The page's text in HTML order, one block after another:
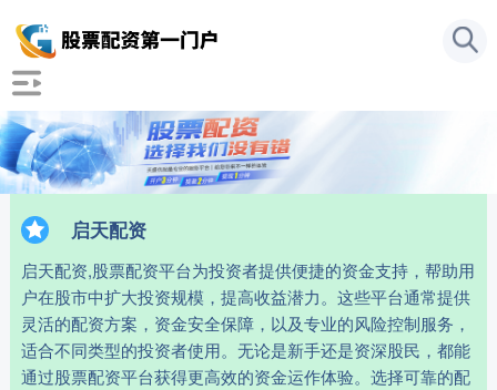
启天配资
启天配资,股票配资平台为投资者提供便捷的资金支持，帮助用
户在股市中扩大投资规模，提高收益潜力。这些平台通常提供
灵活的配资方案，资金安全保障，以及专业的风险控制服务，
适合不同类型的投资者使用。无论是新手还是资深股民，都能
通过股票配资平台获得更高效的资金运作体验。选择可靠的配